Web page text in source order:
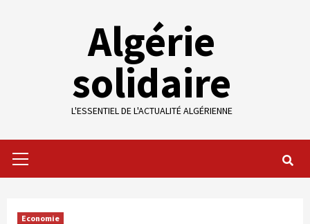
Algérie
solidaire
L'ESSENTIEL DE L'ACTUALITÉ ALGÉRIENNE
Menu
Economie